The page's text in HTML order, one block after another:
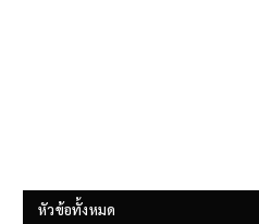
หัวข้อทั้งหมด